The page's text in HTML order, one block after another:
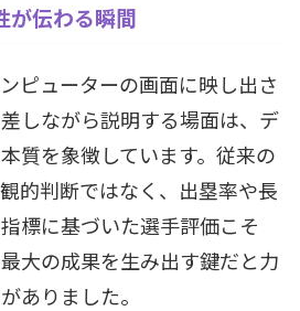
が伝わる瞬間
ピューターの画面に映し出さ
しながら説明する場面は、デ
質を象徴しています。従来の
的判断ではなく、出塁率や長
標に基づいた選手評価こそ
大の成果を生み出す鍵だと力
ありました。